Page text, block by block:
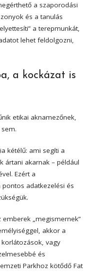
a szaporodási
és a tanulás
a terepmunkát,
lehet feldolgozni,
a kockázat is
etikai aknamezőnek,
kétélű: ami segíti a
ártani akarnak – például
Ezért a
adatkezelési és
„megismernek”
akkor a
vagy
és
Parkhoz kötődő Fat